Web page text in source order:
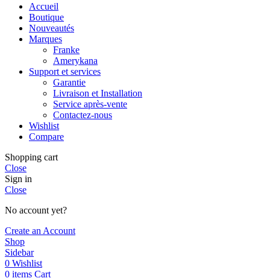
Accueil
Boutique
Nouveautés
Marques
Franke
Amerykana
Support et services
Garantie
Livraison et Installation
Service après-vente
Contactez-nous
Wishlist
Compare
Shopping cart
Close
Sign in
Close
No account yet?
Create an Account
Shop
Sidebar
0 Wishlist
0 items Cart